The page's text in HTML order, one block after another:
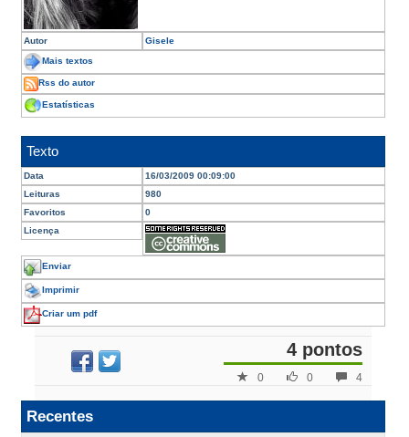
Autor Gisele
Mais textos
Rss do autor
Estatísticas
Texto
Data
16/03/2009 00:09:00
Leituras
980
Favoritos
0
Licença
Enviar
Imprimir
Criar um pdf
4 pontos
4
0
0
Recentes